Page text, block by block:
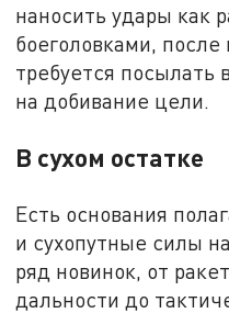
наносить удары как
боеголовками,
требуется
на добивание цели.
В сухом остатке
Есть основания
и сухопутные силы
ряд новинок, от
дальности до